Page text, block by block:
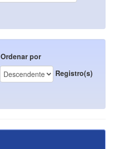
Ordenar por
Registro(s)